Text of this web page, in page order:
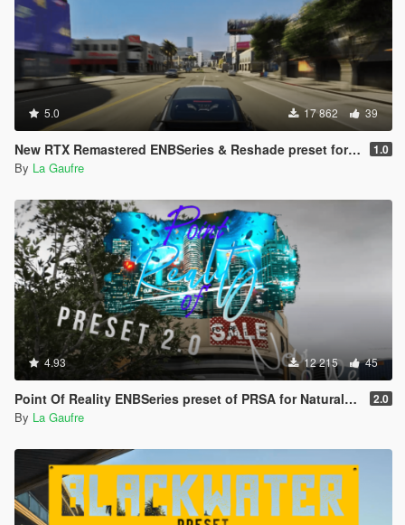
5.0 17 862 39
New RTX Remastered ENBSeries & Reshade preset for Realism Beyond 1.0.4 1.0
By La Gaufre
4.93 12 215 45
Point Of Reality ENBSeries preset of PRSA for NaturalVision Evolved 2.0
By La Gaufre